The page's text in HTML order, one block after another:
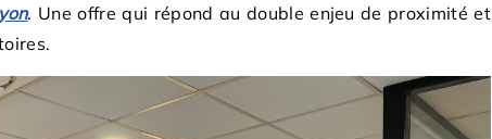
. Une offre qui répond au double enjeu de proximité et